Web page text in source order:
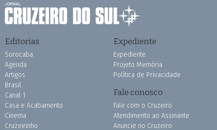
Editorias
Sorocaba
Agenda
Artigos
Brasil
Canal 1
Casa e Acabamento
Cinema
Cruzeirinho
Expediente
Expediente
Projeto Memória
Política de Privacidade
Fale conosco
Fale com o Cruzeiro
Atendimento ao Assinante
Anuncie no Cruzeiro